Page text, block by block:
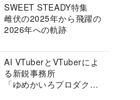
SWEET STEADY特集
雌伏の2025年から飛躍の
2026年への軌跡
AI VTuberとVTuberによ
る新鋭事務所
「ゆめかいろプロダクシ